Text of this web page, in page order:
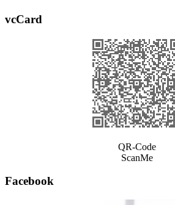
vcCard
QR-Code
ScanMe
Facebook